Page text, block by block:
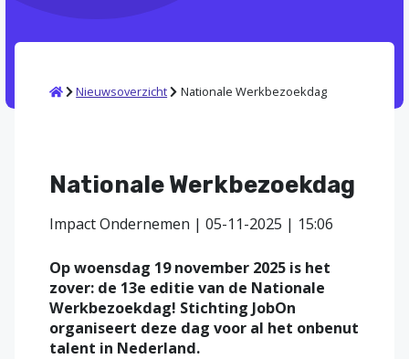
HomeNieuwsoverzicht Nationale Werkbezoekdag
Nationale Werkbezoekdag
Impact Ondernemen | 05-11-2025 | 15:06
Op woensdag 19 november 2025 is het
zover: de 13e editie van de Nationale
Werkbezoekdag! Stichting JobOn
organiseert deze dag voor al het onbenut
talent in Nederland.